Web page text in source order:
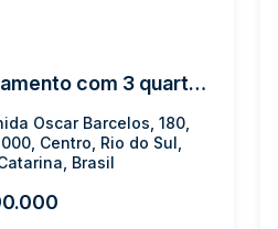
Apartamento com 3 quartos, Centro - Rio do Sul
Oscar Barcelos, 180,
Centro, Rio do Sul,
Brasil